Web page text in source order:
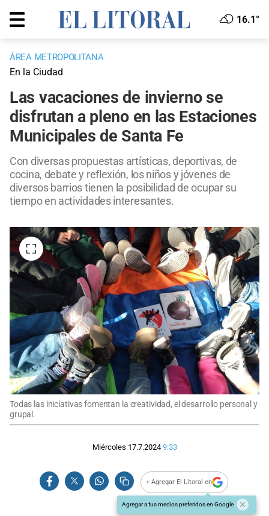
16.1°
ÁREA METROPOLITANA
En la Ciudad
Las vacaciones de invierno se
disfrutan a pleno en las Estaciones
Municipales de Santa Fe
Con diversas propuestas artísticas, deportivas, de
cocina, debate y reflexión, los niños y jóvenes de
diversos barrios tienen la posibilidad de ocupar su
tiempo en actividades interesantes.
Todas las iniciativas fomentan la creatividad, el desarrollo personal y
grupal.
Miércoles 17.7.2024 9:33
+ Agregar El Litoral en
Agregar a tus medios preferidos en Google